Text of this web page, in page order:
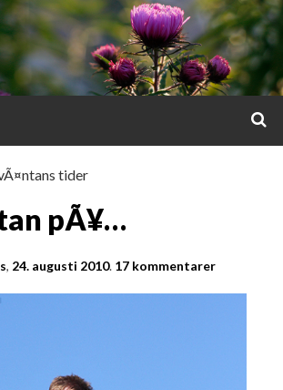
tider
pÃ¥…
, 24. augusti 2010. 17 kommentarer